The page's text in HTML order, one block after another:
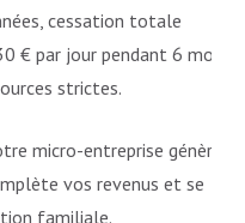
cessation totale
€ par jour pendant 6 mois
strictes.
micro-entreprise génère
vos revenus et se
familiale.